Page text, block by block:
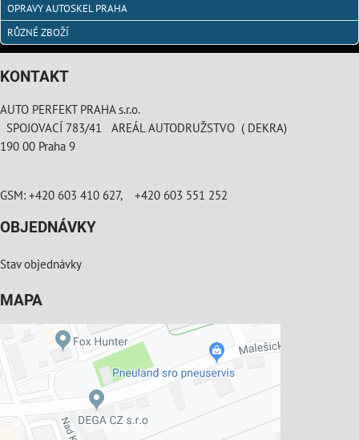
OPRAVY AUTOSKEL PRAHA
RŮZNÉ ZBOŽÍ
KONTAKT
AUTO PERFEKT PRAHA s.r.o.
SPOJOVACÍ 783/41 AREÁL AUTODRUŽSTVO ( DEKRA)
190 00 Praha 9
GSM: +420 603 410 627, +420 603 551 252
OBJEDNÁVKY
Stav objednávky
MAPA